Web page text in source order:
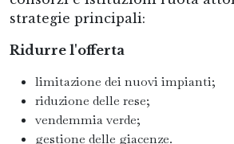
strategie principali:
Ridurre l'offerta
limitazione dei nuovi impianti;
riduzione delle rese;
vendemmia verde;
gestione delle giacenze.